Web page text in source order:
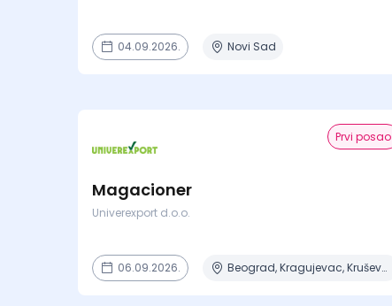
04.09.2026. Novi Sad
Prvi posao
Magacioner
Univerexport d.o.o.
06.09.2026. Beograd, Kragujevac, Kruševac, Lazarevac, Mladenovac + 2 mesta